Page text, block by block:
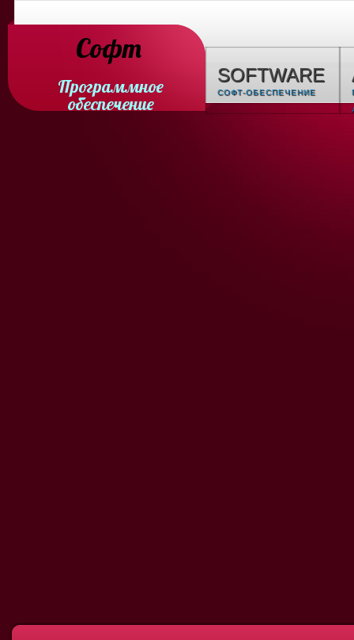
Софт
Программное
обеспечение
SOFTWARE
СОФТ-ОБЕСПЕЧЕНИЕ